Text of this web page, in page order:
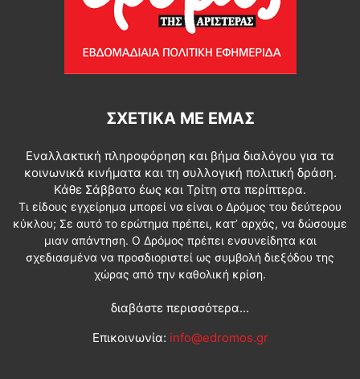
ΣΧΕΤΙΚΆ ΜΕ ΕΜΆΣ
Εναλλακτική πληροφόρηση και βήμα διαλόγου για τα
κοινωνικά κινήματα και τη συλλογική πολιτική δράση.
Κάθε Σάββατο έως και Τρίτη στα περίπτερα.
Τι είδους εγχείρημα μπορεί να είναι ο Δρόμος του δεύτερου
κύκλου; Σε αυτό το ερώτημα πρέπει, κατ’ αρχάς, να δώσουμε
μιαν απάντηση. Ο Δρόμος πρέπει ενσυνείδητα και
σχεδιασμένα να προσδιοριστεί ως συμβολή διεξόδου της
χώρας από την καθολική κρίση.
διαβάστε περισσότερα...
Επικοινωνία: info@edromos.gr